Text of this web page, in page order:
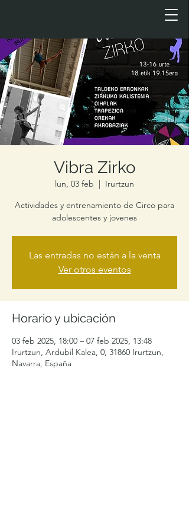
Vibra Zirko
lun, 03 feb
  |
Irurtzun
Actividades y entrenamiento de Circo para
adolescentes y jovenes
Las entradas no están a la venta
Ver otros eventos
Horario y ubicación
03 feb 2025, 18:00 – 07 feb 2025, 13:48
Irurtzun, Ardubil Kalea, 0, 31860 Irurtzun,
Navarra, España